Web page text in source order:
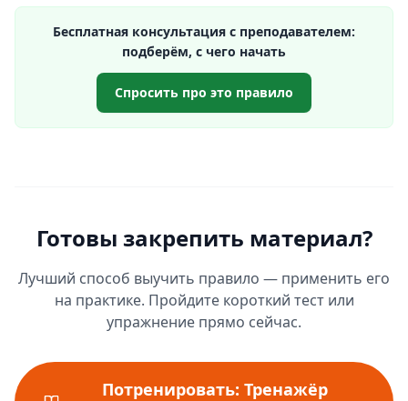
Бесплатная консультация с преподавателем:
подберём, с чего начать
Спросить про это правило
Готовы закрепить материал?
Лучший способ выучить правило — применить его
на практике. Пройдите короткий тест или
упражнение прямо сейчас.
Потренировать: Тренажёр